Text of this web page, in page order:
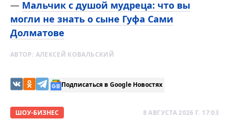
— Мальчик с душой мудреца: что вы
могли не знать о сыне Гуфа Сами
Долматове
АВТОР: АЛЕКСЕЙ КОВАЛЬСКИЙ
Подписаться в Google Новостях
ШОУ-БИЗНЕС 8 АВГУСТА 2026 Г. 17:03